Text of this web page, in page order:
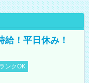
！平日休み！
ンクOK